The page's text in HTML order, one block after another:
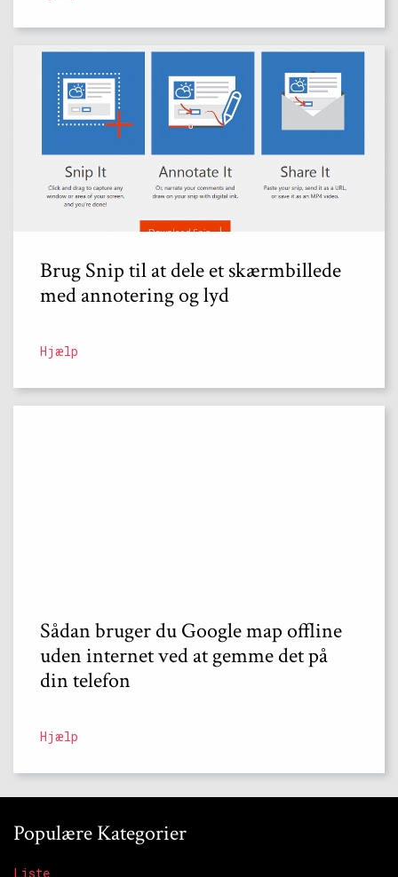
Brug Snip til at dele et skærmbillede
med annotering og lyd
Hjælp
Sådan bruger du Google map offline
uden internet ved at gemme det på
din telefon
Hjælp
Populære Kategorier
Liste